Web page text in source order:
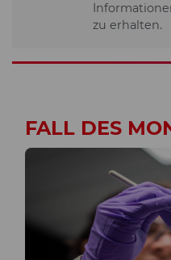
zu erhalten.
FALL DES